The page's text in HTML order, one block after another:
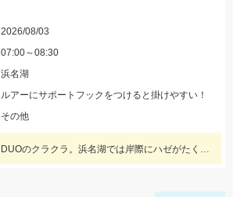
2026/08/03
07:00～08:30
浜名湖
ルアーにサポートフックをつけると掛けやすい！
その他
ヒットルアーはDUOのクラクラ。浜名湖では岸際にハゼがたくさん群れているのが見えます。ハゼ用のルアーを底に当てながらゆっくり巻くだけ！ハゼがたくさんアタックしてきて面白いです。